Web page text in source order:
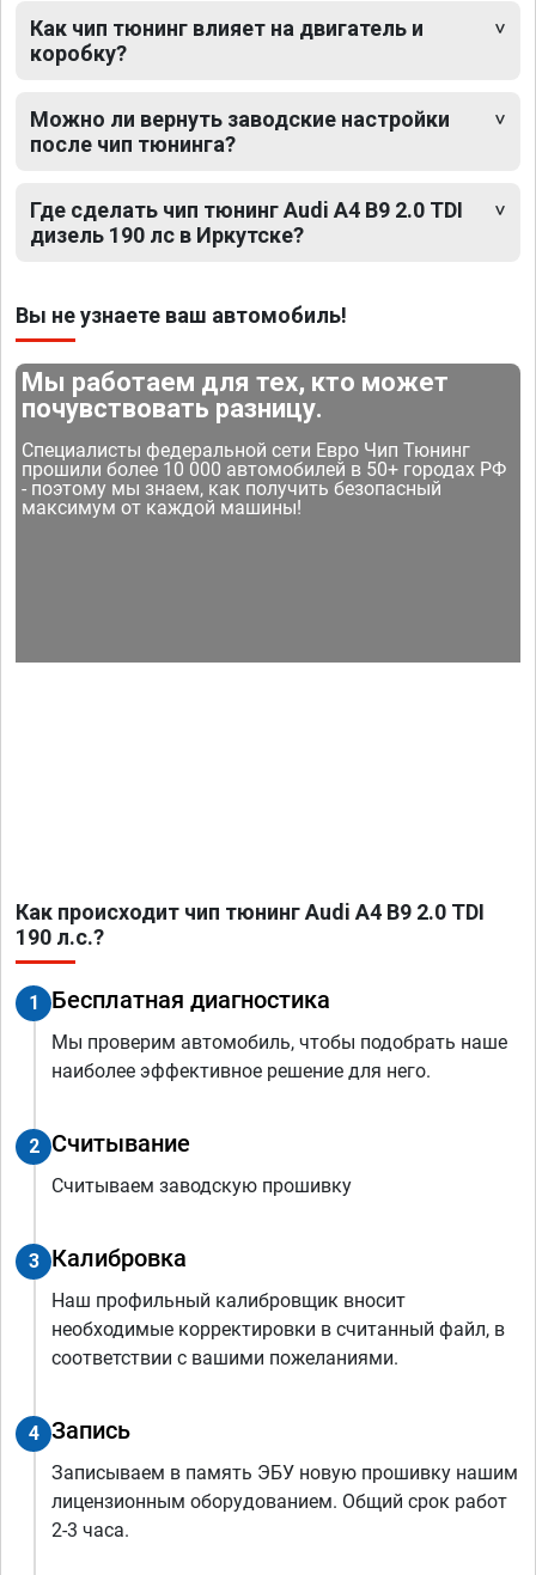
Как чип тюнинг влияет на двигатель и
коробку?
Можно ли вернуть заводские настройки
после чип тюнинга?
Где сделать чип тюнинг Audi A4 B9 2.0 TDI
дизель 190 лс в Иркутске?
Вы не узнаете ваш автомобиль!
Мы работаем для тех, кто может
почувствовать разницу.
Специалисты федеральной сети Евро Чип Тюнинг
прошили более 10 000 автомобилей в 50+ городах РФ
- поэтому мы знаем, как получить безопасный
максимум от каждой машины!
Как происходит чип тюнинг Audi A4 B9 2.0 TDI
190 л.с.?
1 Бесплатная диагностика
Мы проверим автомобиль, чтобы подобрать наше
наиболее эффективное решение для него.
2 Считывание
Считываем заводскую прошивку
3 Калибровка
Наш профильный калибровщик вносит
необходимые корректировки в считанный файл, в
соответствии с вашими пожеланиями.
4 Запись
Записываем в память ЭБУ новую прошивку нашим
лицензионным оборудованием. Общий срок работ
2-3 часа.